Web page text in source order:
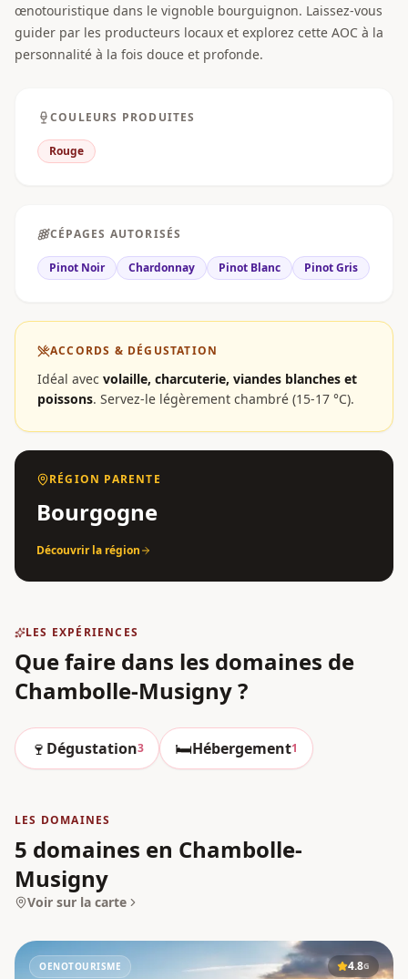
œnotouristique dans le vignoble bourguignon. Laissez-vous
guider par les producteurs locaux et explorez cette AOC à la
personnalité à la fois douce et profonde.
COULEURS PRODUITES
Rouge
CÉPAGES AUTORISÉS
Pinot Noir Chardonnay Pinot Blanc Pinot Gris
ACCORDS & DÉGUSTATION
Idéal avec volaille, charcuterie, viandes blanches et
poissons. Servez-le légèrement chambré (15-17 °C).
RÉGION PARENTE
Bourgogne
Découvrir la région
LES EXPÉRIENCES
Que faire dans les domaines de
Chambolle-Musigny?
🍷 Dégustation3 🛏️Hébergement1
LES DOMAINES
5 domaines en Chambolle-
Musigny
Voir sur la carte
OENOTOURISME 4.8G